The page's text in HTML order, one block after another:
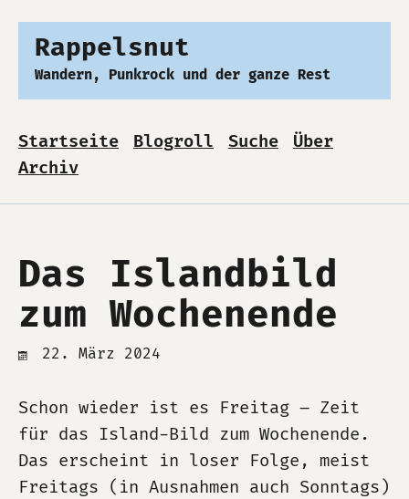
Rappelsnut
Wandern, Punkrock und der ganze Rest
Startseite Blogroll Suche
Über
Archiv
Das Islandbild
zum Wochenende
22. März 2024
Schon wieder ist es Freitag – Zeit
für das Island-Bild zum Wochenende.
Das erscheint in loser Folge, meist
Freitags (in Ausnahmen auch Sonntags)